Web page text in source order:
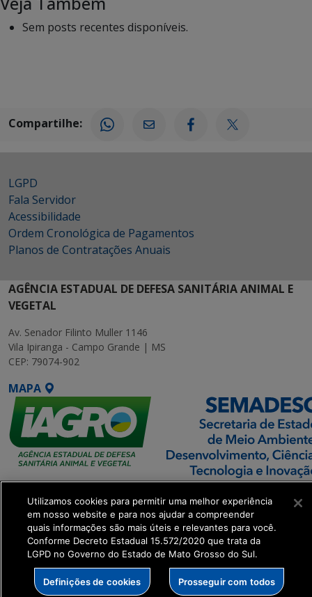
Sem posts recentes disponíveis.
Compartilhe:
LGPD
Fala Servidor
Acessibilidade
Ordem Cronológica de Pagamentos
Planos de Contratações Anuais
AGÊNCIA ESTADUAL DE DEFESA SANITÁRIA ANIMAL E
VEGETAL
Av. Senador Filinto Muller 1146
Vila Ipiranga - Campo Grande | MS
CEP: 79074-902
MAPA
SETDIG | Secretaria-
Executiva de
Transformação Digital
get_footer();
Utilizamos cookies para permitir uma melhor experiência
em nosso website e para nos ajudar a compreender
quais informações são mais úteis e relevantes para você.
Conforme Decreto Estadual 15.572/2020 que trata da
LGPD no Governo do Estado de Mato Grosso do Sul.
Definições de cookies Prosseguir com todos